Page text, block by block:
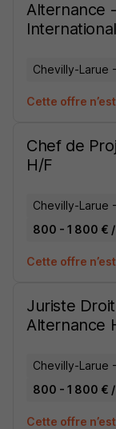
Alternance
Chevilly-Larue
Cette offre
Chef de
H/F
Chevilly-Larue
800 - 1 800 €
Cette offre
Juriste
Alternance
Chevilly-Larue
800 - 1 800 €
Cette offre